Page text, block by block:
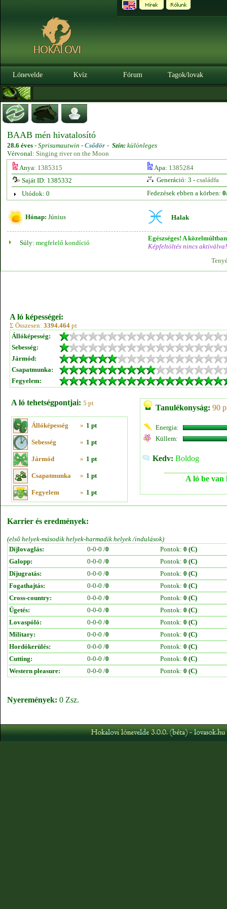
Lónevelde Kvíz Fórum Tagok/lovak
BAAB mén hivatalosító
28.6 éves - Sprisumautwin - Csődör - Szín: különleges
Vérvonal: Singing river on the Moon
Anya: 1385315 Apa: 1385284
Saját ID: 1385332
Generáció: 3 - családfa
Utódok: 0
Fedezések ebben a körben:
Hónap: Június Halak
Súly: megfelelő kondíció
Egészséges! A
Képfeltöltés nincs aktiválva!
A ló képességei:
Σ Összesen: 3394.464 pt
Állóképesség:
Sebesség:
Jármód:
Csapatmunka:
Fegyelem:
A ló tehetségpontjai: 5 pt
Állóképesség » 1 pt
Sebesség » 1 pt
Jármód » 1 pt
Csapatmunka » 1 pt
Fegyelem » 1 pt
Tanulékonyság: 90
Energia:
Küllem:
Kedv: Boldog
A ló be van
Karrier és eredmények:
(első helyek-második helyek-harmadik helyek /indulások)
Díjlovaglás:
0-0-0 /0 Pontok: 0 (C)
Galopp:
0-0-0 /0 Pontok: 0 (C)
Díjugratás:
0-0-0 /0 Pontok: 0 (C)
Fogathajtás:
0-0-0 /0 Pontok: 0 (C)
Cross-country:
0-0-0 /0 Pontok: 0 (C)
Ügetés:
0-0-0 /0 Pontok: 0 (C)
Lovaspóló:
0-0-0 /0 Pontok: 0 (C)
Military:
0-0-0 /0 Pontok: 0 (C)
Hordókerülés:
0-0-0 /0 Pontok: 0 (C)
Cutting:
0-0-0 /0 Pontok: 0 (C)
Western pleasure:
0-0-0 /0 Pontok: 0 (C)
Nyeremények: 0 Zsz.